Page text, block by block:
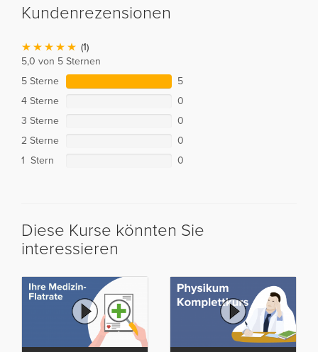
Kundenrezensionen
(1)
5,0 von 5 Sternen
5 Sterne
5
4 Sterne
0
3 Sterne
0
2 Sterne
0
1 Stern
0
Diese Kurse könnten Sie
interessieren